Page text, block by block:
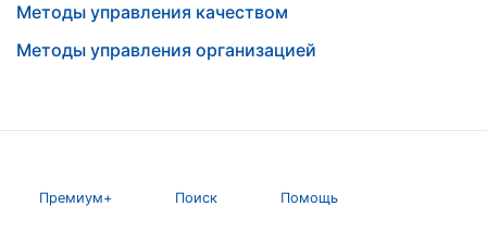
Методы управления качеством
Методы управления организацией
Премиум+ Поиск Помощь